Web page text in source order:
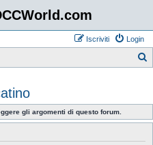
Login
Iscriviti
c
a
gli argomenti di questo forum.